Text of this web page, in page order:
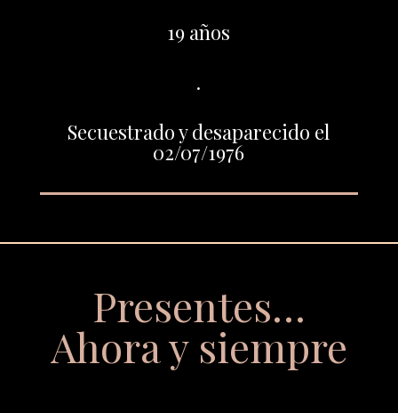
19 años
.
Secuestrado y desaparecido el
02/07/1976
Presentes…
Ahora y siempre